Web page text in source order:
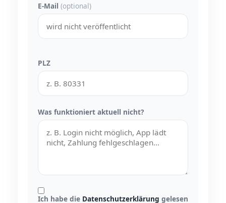
E-Mail (optional)
PLZ
Was funktioniert aktuell nicht?
Ich habe die Datenschutzerklärung gelesen